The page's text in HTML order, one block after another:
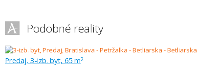
Podobné reality
Predaj, 3-izb. byt, 65 m2